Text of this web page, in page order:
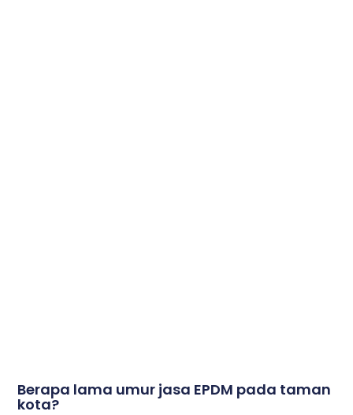
Berapa lama umur jasa EPDM pada taman
kota?